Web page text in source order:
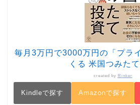
毎月3万円で3000万円の「プラ
くる 米国つみた
created by Rinker
Kindleで探す Amazonで探す